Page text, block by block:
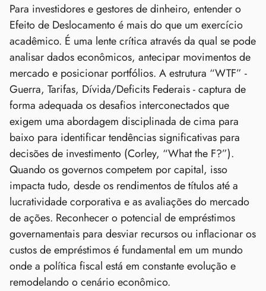
Para investidores e gestores de dinheiro, entender o
Efeito de Deslocamento é mais do que um exercício
acadêmico. É uma lente crítica através da qual se pode
analisar dados econômicos, antecipar movimentos de
mercado e posicionar portfólios. A estrutura “WTF” -
Guerra, Tarifas, Dívida/Deficits Federais - captura de
forma adequada os desafios interconectados que
exigem uma abordagem disciplinada de cima para
baixo para identificar tendências significativas para
decisões de investimento (Corley, “What the F?”).
Quando os governos competem por capital, isso
impacta tudo, desde os rendimentos de títulos até a
lucratividade corporativa e as avaliações do mercado
de ações. Reconhecer o potencial de empréstimos
governamentais para desviar recursos ou inflacionar os
custos de empréstimos é fundamental em um mundo
onde a política fiscal está em constante evolução e
remodelando o cenário econômico.